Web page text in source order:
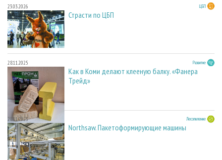
23.03.2026 ЦБП
Страсти по ЦБП
28.11.2025 Развитие
Как в Коми делают клееную балку. «Фанера
Трейд»
28.11.2025 Лесопиление
Northsaw. Пакетоформирующие машины